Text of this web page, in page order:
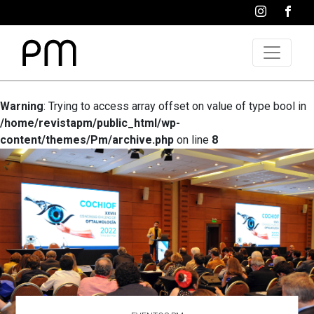
Warning: Trying to access array offset on value of type bool in
/home/revistapm/public_html/wp-
content/themes/Pm/archive.php on line 8